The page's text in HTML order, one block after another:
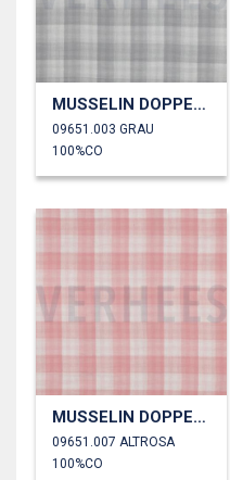
MUSSELIN DOPPELSEITIG KAROS
09651.003 GRAU
100%CO
MUSSELIN DOPPELSEITIG KAROS
09651.007 ALTROSA
100%CO